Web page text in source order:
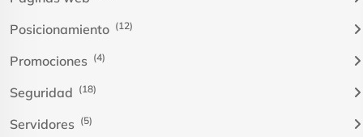
Posicionamiento (12)
Promociones (4)
Seguridad (18)
Servidores (5)